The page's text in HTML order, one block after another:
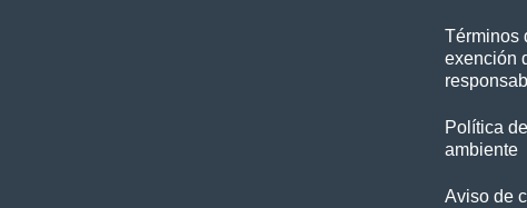
Términos
exención
Política
ambiente
Aviso de